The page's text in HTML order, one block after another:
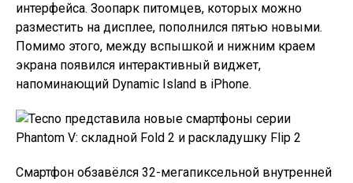
интерфейса. Зоопарк питомцев, которых можно
разместить на дисплее, пополнился пятью новыми.
Помимо этого, между вспышкой и нижним краем
экрана появился интерактивный виджет,
напоминающий Dynamic Island в iPhone.
Смартфон обзавёлся 32-мегапиксельной внутренней